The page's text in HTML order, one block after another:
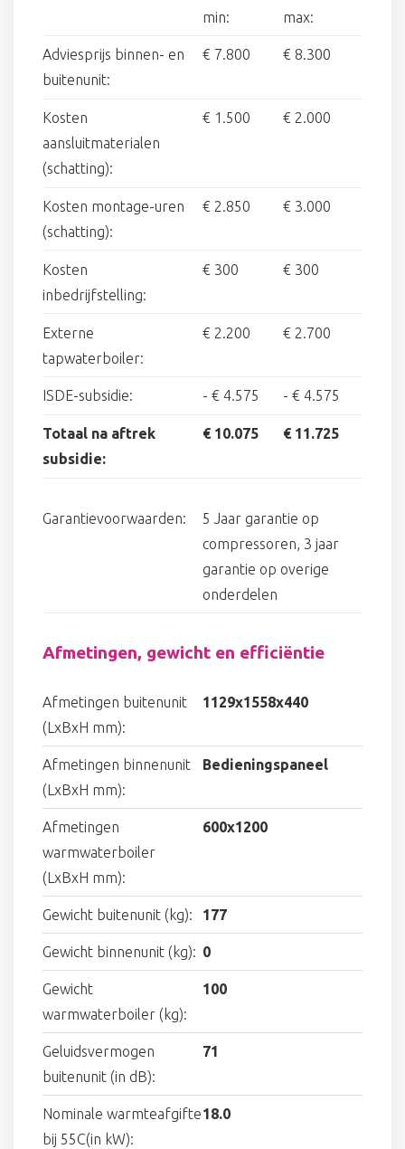
min: max:
Adviesprijs binnen- en
buitenunit:
€ 7.800 € 8.300
Kosten
aansluitmaterialen
(schatting):
€ 1.500 € 2.000
Kosten montage-uren
(schatting):
€ 2.850 € 3.000
Kosten
inbedrijfstelling:
€ 300 € 300
Externe
tapwaterboiler:
€ 2.200 € 2.700
ISDE-subsidie: - € 4.575 - € 4.575
Totaal na aftrek
subsidie:
€ 10.075 € 11.725
Garantievoorwaarden:
5 Jaar garantie op
compressoren, 3 jaar
garantie op overige
onderdelen
Afmetingen, gewicht en efficiëntie
Afmetingen buitenunit
(LxBxH mm):
1129x1558x440
Afmetingen binnenunit
(LxBxH mm):
Bedieningspaneel
Afmetingen
warmwaterboiler
(LxBxH mm):
600x1200
Gewicht buitenunit (kg): 177
Gewicht binnenunit (kg): 0
Gewicht
warmwaterboiler (kg):
100
Geluidsvermogen
buitenunit (in dB):
71
Nominale warmteafgifte
bij 55C(in kW):
18.0